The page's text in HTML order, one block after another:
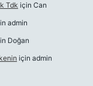
Tdk için Can
admin
Doğan
için admin